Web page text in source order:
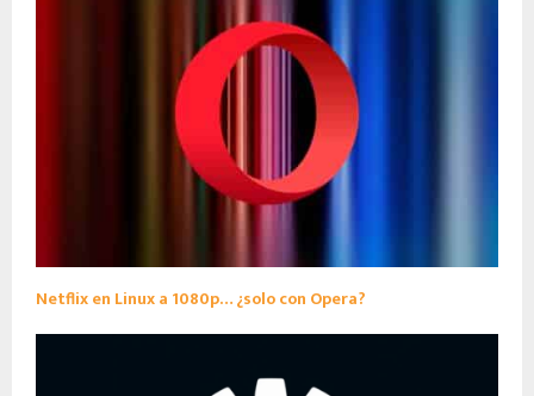
Netflix en Linux a 1080p… ¿solo con Opera?